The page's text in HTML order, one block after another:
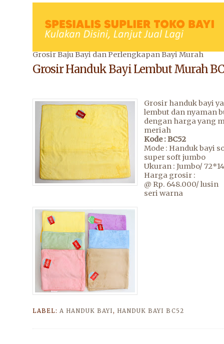
Grosir Baju Bayi dan Perlengkapan Bayi Murah
Grosir Handuk Bayi Lembut Murah
Grosir handuk bayi
lembut dan nyaman
dengan harga yang
meriah
Kode : BC52
Mode : Handuk bayi
super soft jumbo
Ukuran : Jumbo/
Harga grosir :
@ Rp. 648.000/ lusin
seri warna
LABEL: A HANDUK BAYI, HANDUK BAYI BC52